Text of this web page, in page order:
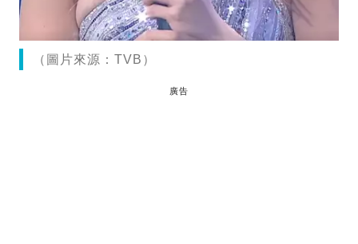
（圖片來源：TVB）
廣告